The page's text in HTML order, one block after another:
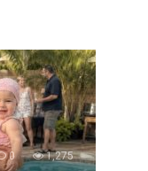
0 1,275